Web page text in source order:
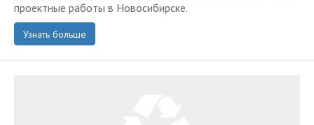
проектные работы в Новосибирске.
Узнать больше